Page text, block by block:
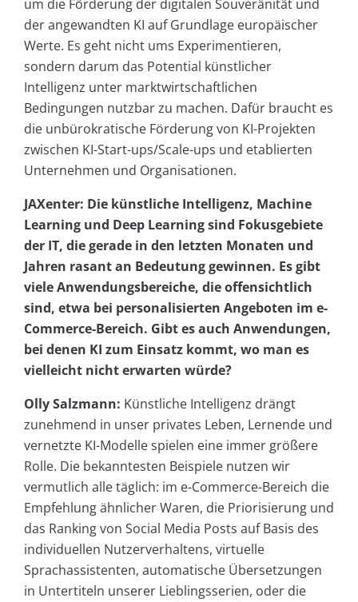
um die Förderung der digitalen Souveränität und
der angewandten KI auf Grundlage europäischer
Werte. Es geht nicht ums Experimentieren,
sondern darum das Potential künstlicher
Intelligenz unter marktwirtschaftlichen
Bedingungen nutzbar zu machen. Dafür braucht es
die unbürokratische Förderung von KI-Projekten
zwischen KI-Start-ups/Scale-ups und etablierten
Unternehmen und Organisationen.
JAXenter: Die künstliche Intelligenz, Machine
Learning und Deep Learning sind Fokusgebiete
der IT, die gerade in den letzten Monaten und
Jahren rasant an Bedeutung gewinnen. Es gibt
viele Anwendungsbereiche, die offensichtlich
sind, etwa bei personalisierten Angeboten im e-
Commerce-Bereich. Gibt es auch Anwendungen,
bei denen KI zum Einsatz kommt, wo man es
vielleicht nicht erwarten würde?
Olly Salzmann: Künstliche Intelligenz drängt
zunehmend in unser privates Leben, Lernende und
vernetzte KI-Modelle spielen eine immer größere
Rolle. Die bekanntesten Beispiele nutzen wir
vermutlich alle täglich: im e-Commerce-Bereich die
Empfehlung ähnlicher Waren, die Priorisierung und
das Ranking von Social Media Posts auf Basis des
individuellen Nutzerverhaltens, virtuelle
Sprachassistenten, automatische Übersetzungen
in Untertiteln unserer Lieblingsserien, oder die